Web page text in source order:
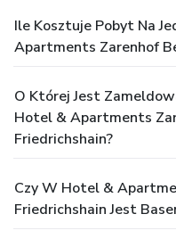
Ile Kosztuje Pobyt Na
Apartments Zarenhof
O Której Jest
Hotel & Apartments
Friedrichshain?
Czy W Hotel &
Friedrichshain Jest